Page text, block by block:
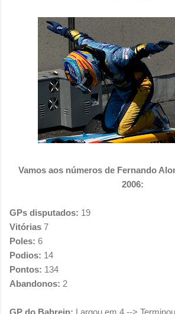
Vamos aos números de Fernando
2006:
GPs disputados: 19
Vitórias 7
Poles: 6
Podios: 14
Pontos: 134
Abandonos: 2
GP do Bahrein: Largou em 4 -->